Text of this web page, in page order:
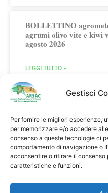
Gestisci
Per fornire le migliori esperienze,
per memorizzare e/o accedere
consenso a queste tecnologie ci
comportamento di navigazione o
acconsentire o ritirare il
caratteristiche e funzioni.
BOLLETTINO
agrumi olivo vite e kiwi
agosto 2026
LEGGI TUTTO »